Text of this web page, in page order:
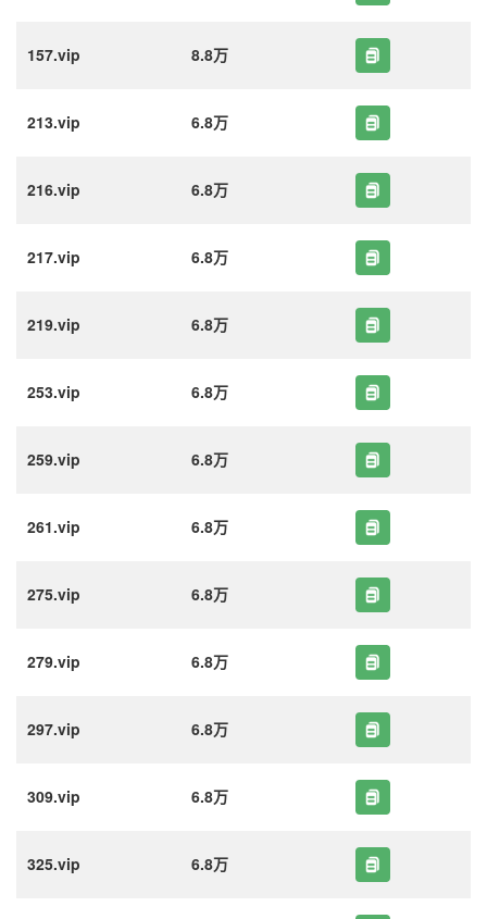
157.vip 8.8万
213.vip 6.8万
216.vip 6.8万
217.vip 6.8万
219.vip 6.8万
253.vip 6.8万
259.vip 6.8万
261.vip 6.8万
275.vip 6.8万
279.vip 6.8万
297.vip 6.8万
309.vip 6.8万
325.vip 6.8万